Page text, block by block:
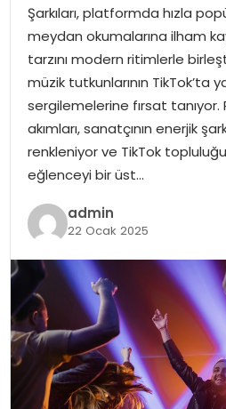
MAGAZIN
SAĞLIK
SOSYAL HABER
Şarkıları, platformda hızla
meydan okumalarına ilham
tarzını modern ritimlerle
müzik tutkunlarının TikTok’ta
sergilemelerine fırsat
akımları, sanatçının enerjik
renkleniyor ve TikTok
eğlenceyi bir üst…
admin
22 Ocak 2025